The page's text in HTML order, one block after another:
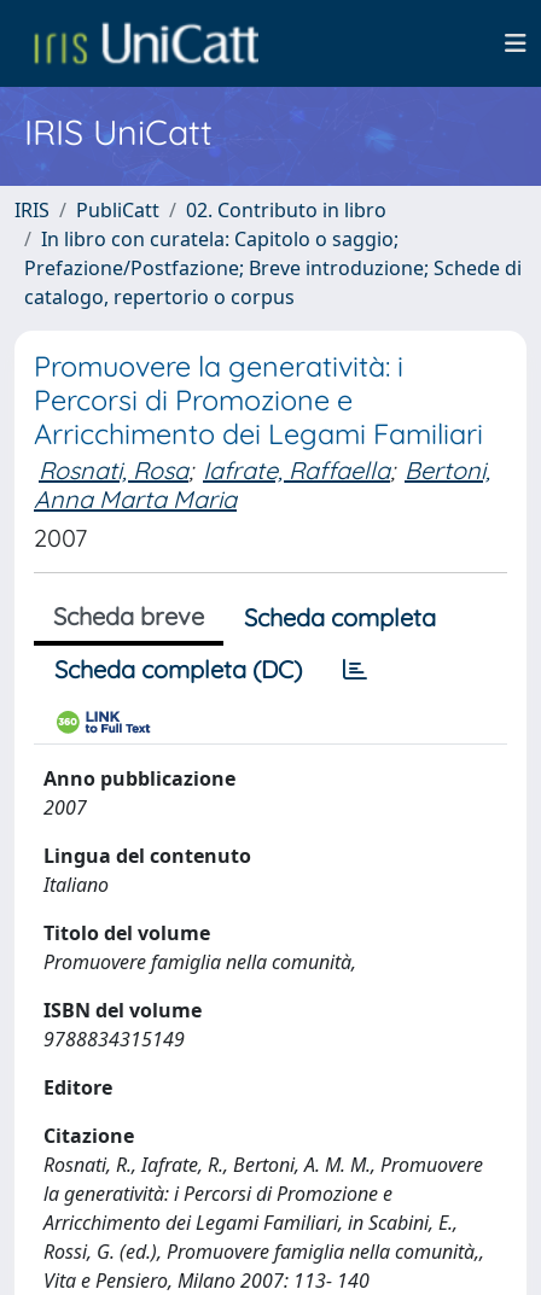
IRIS UniCatt
IRIS PubliCatt
02. Contributo in libro
In libro con curatela: Capitolo o saggio;
Prefazione/Postfazione; Breve introduzione; Schede di
catalogo, repertorio o corpus
Promuovere la generatività: i
Percorsi di Promozione e
Arricchimento dei Legami Familiari
Rosnati, Rosa; Iafrate, Raffaella; Bertoni,
Anna Marta Maria
2007
Scheda breve
Scheda completa
Scheda completa (DC)
Anno pubblicazione
2007
Lingua del contenuto
Italiano
Titolo del volume
Promuovere famiglia nella comunità,
ISBN del volume
9788834315149
Editore
Citazione
Rosnati, R., Iafrate, R., Bertoni, A. M. M., Promuovere
la generatività: i Percorsi di Promozione e
Arricchimento dei Legami Familiari, in Scabini, E.,
Rossi, G. (ed.), Promuovere famiglia nella comunità,,
Vita e Pensiero, Milano 2007: 113- 140